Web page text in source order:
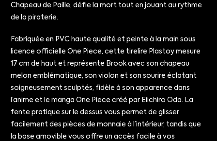
Chapeau de Paille, défie la mort tout en jouant au rythme
de la piraterie.
Fabriquée en PVC haute qualité et peinte à la main sous
licence officielle One Piece, cette tirelire Plastoy mesure
17 cm de haut et représente Brook avec son chapeau
melon emblématique, son violon et son sourire éclatant
soigneusement sculptés, fidèle à son apparence dans
l’anime et le manga One Piece créé par Eiichiro Oda. La
fente pratique sur le dessus vous permet de glisser
facilement des pièces de monnaie à l’intérieur, tandis que
la base amovible vous offre un accès facile à vos